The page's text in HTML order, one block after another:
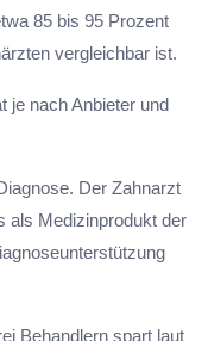
85 bis 95 Prozent
vergleichbar ist.
je nach Anbieter und
Der Zahnarzt
als Medizinprodukt der
Behandlern spart laut